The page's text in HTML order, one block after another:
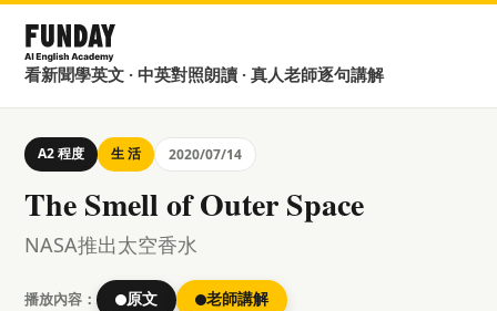
看新聞學英文 · 中英對照朗讀 · 真人老師逐句講解
A2 程度 生 活 2020/07/14
The Smell of Outer Space
NASA推出太空香水
播放內容： 原文 老師講解